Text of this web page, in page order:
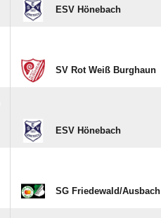
ESV Hönebach
SV Rot Weiß Burghaun
ESV Hönebach
SG Friedewald/​Ausbach